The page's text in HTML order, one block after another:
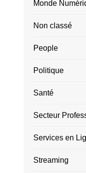
Monde
Non classé
People
Politique
Santé
Secteur
Services en
Streaming